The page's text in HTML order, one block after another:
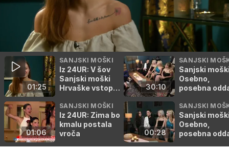
01:25
SANJSKI MOŠKI
Iz 24UR: V šov
Sanjski moški
Hrvaške vstopa
01:06
SANJSKI MOŠKI
Iz 24UR: Zima bo
kmalu postala
vroča
30:10
SANJSKI
Sanjski
Osebno,
posebna
00:28
SANJSKI
Sanjski
Osebno,
posebna